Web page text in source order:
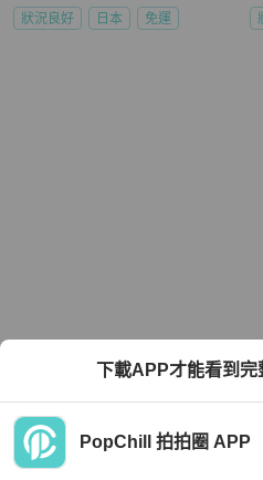
狀況良好 日本 免運
下載APP才能看到完
PopChill 拍拍圈 APP